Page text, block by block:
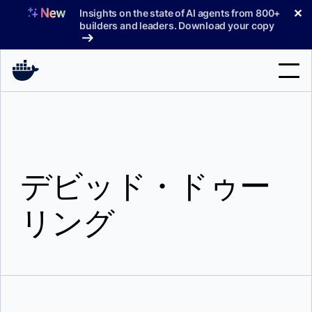
へ
Insights on the state of AI agents from 800+
builders and leaders. Download your copy
✕
料金プラン
ブログ
デビッド・ドゥー
リング